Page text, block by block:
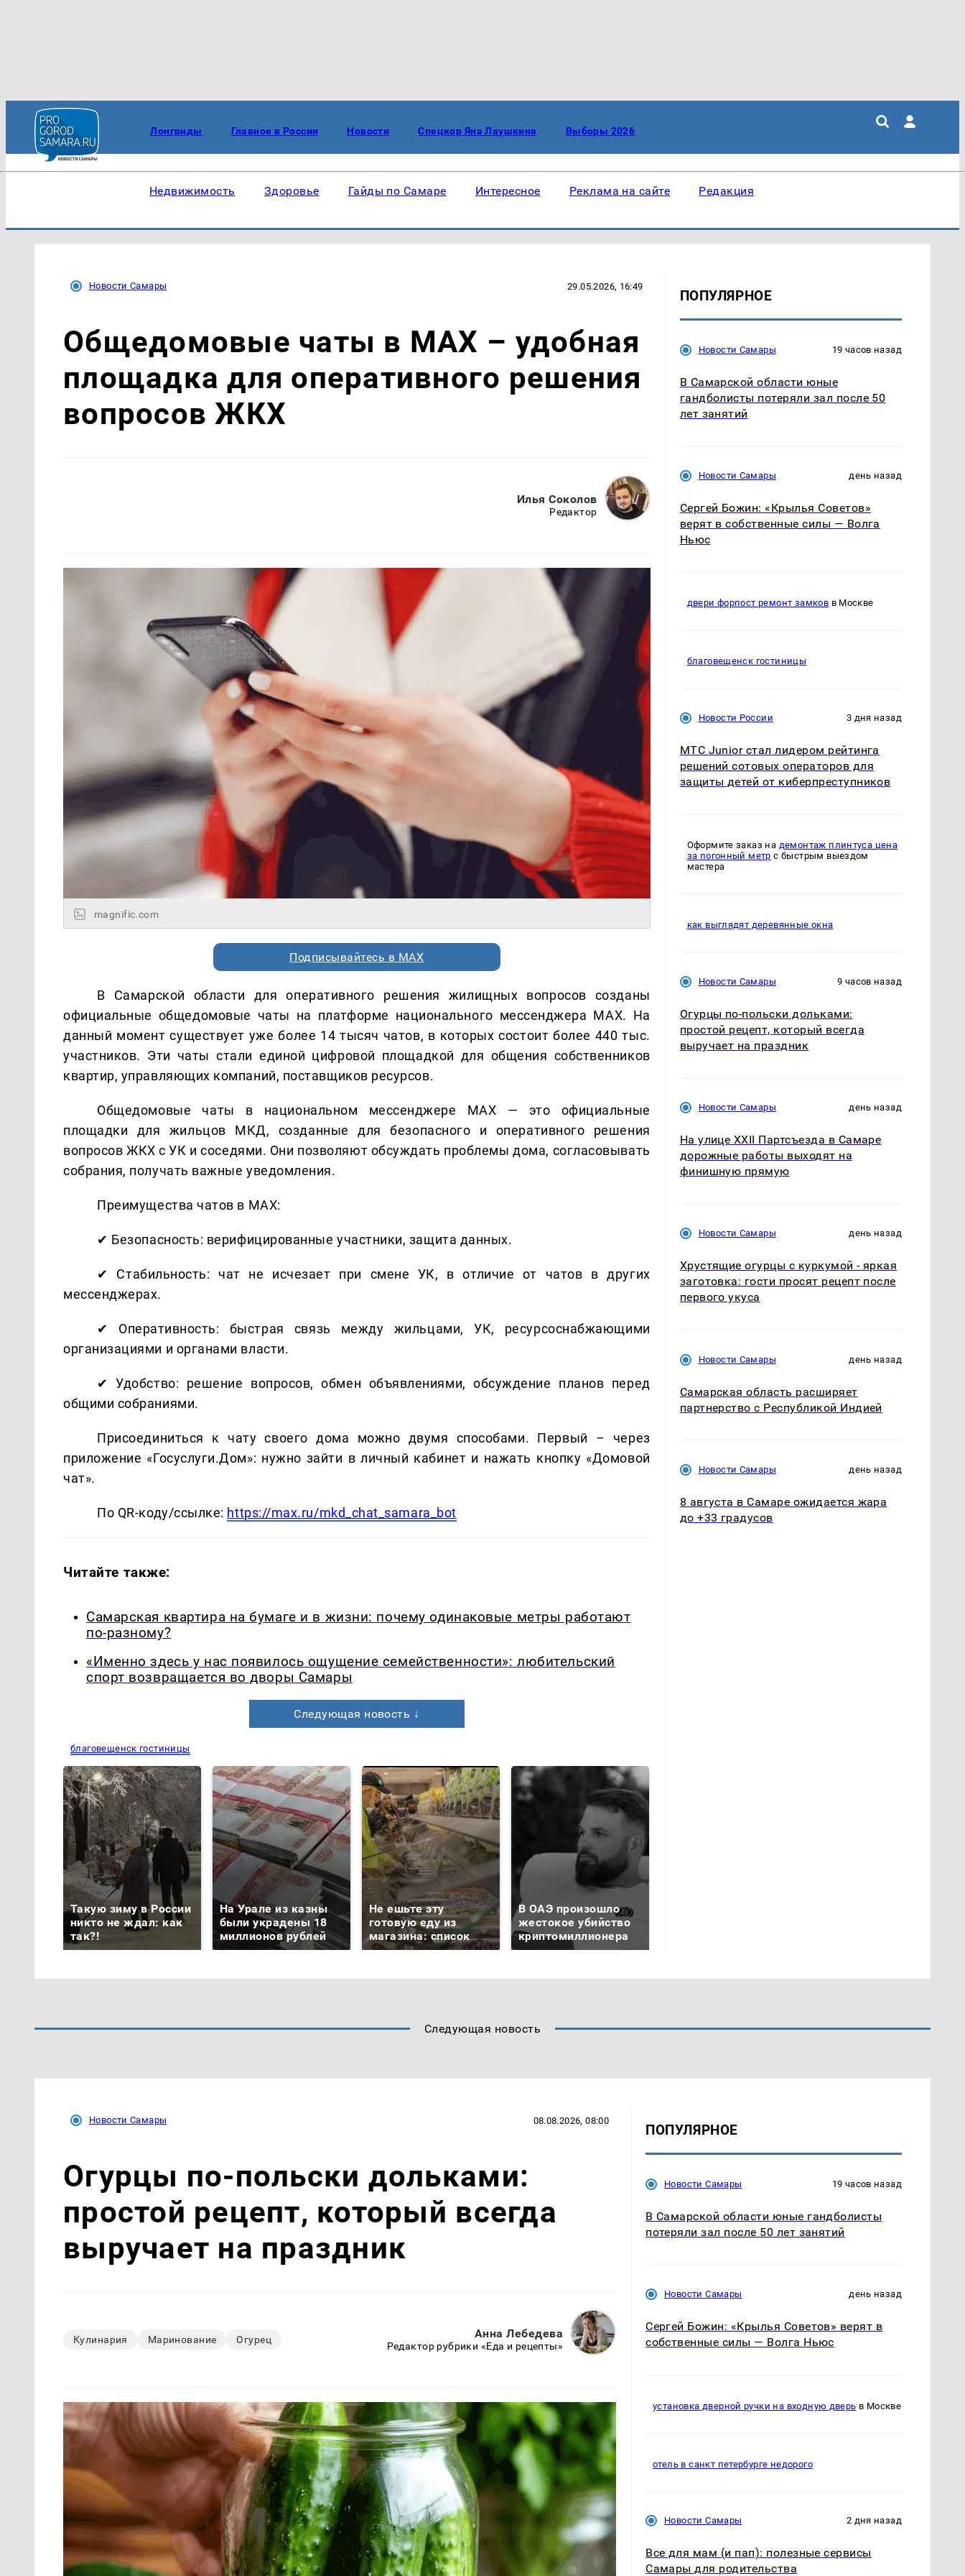
Лонгриды Главное в России Новости Спецкор Яна Лаушкина Выборы 2026
Недвижимость Здоровье Гайды по Самаре Интересное Реклама на сайте Редакция
Новости Самары 29.05.2026, 16:49
Общедомовые чаты в MAX – удобная
площадка для оперативного решения
вопросов ЖКХ
Илья Соколов
Редактор
magnific.com
Подписывайтесь в MAX
В Самарской области для оперативного решения жилищных вопросов созданы
официальные общедомовые чаты на платформе национального мессенджера MAX. На
данный момент существует уже более 14 тысяч чатов, в которых состоит более 440 тыс.
участников. Эти чаты стали единой цифровой площадкой для общения собственников
квартир, управляющих компаний, поставщиков ресурсов.
Общедомовые чаты в национальном мессенджере MAX — это официальные
площадки для жильцов МКД, созданные для безопасного и оперативного решения
вопросов ЖКХ с УК и соседями. Они позволяют обсуждать проблемы дома, согласовывать
собрания, получать важные уведомления.
Преимущества чатов в MAX:
✔ Безопасность: верифицированные участники, защита данных.
✔ Стабильность: чат не исчезает при смене УК, в отличие от чатов в других
мессенджерах.
✔ Оперативность: быстрая связь между жильцами, УК, ресурсоснабжающими
организациями и органами власти.
✔ Удобство: решение вопросов, обмен объявлениями, обсуждение планов перед
общими собраниями.
Присоединиться к чату своего дома можно двумя способами. Первый – через
приложение «Госуслуги.Дом»: нужно зайти в личный кабинет и нажать кнопку «Домовой
чат».
По QR-коду/ссылке: https://max.ru/mkd_chat_samara_bot
Читайте также:
Самарская квартира на бумаге и в жизни: почему одинаковые метры работают
по-разному?
«Именно здесь у нас появилось ощущение семейственности»: любительский
спорт возвращается во дворы Самары
Следующая новость ↓
благовещенск гостиницы
Такую зиму в России
никто не ждал: как
так?!
На Урале из казны
были украдены 18
миллионов рублей
Не ешьте эту
готовую еду из
магазина: список
В ОАЭ произошло
жестокое убийство
криптомиллионера
ПОПУЛЯРНОЕ
Новости Самары 19 часов назад
В Самарской области юные
гандболисты потеряли зал после 50
лет занятий
Новости Самары день назад
Сергей Божин: «Крылья Советов»
верят в собственные силы — Волга
Ньюс
двери форпост ремонт замков в Москве
благовещенск гостиницы
Новости России 3 дня назад
МТС Junior стал лидером рейтинга
решений сотовых операторов для
защиты детей от киберпреступников
Оформите заказ на демонтаж плинтуса цена
за погонный метр с быстрым выездом
мастера
как выглядят деревянные окна
Новости Самары 9 часов назад
Огурцы по‑польски дольками:
простой рецепт, который всегда
выручает на праздник
Новости Самары день назад
На улице XXII Партсъезда в Самаре
дорожные работы выходят на
финишную прямую
Новости Самары день назад
Хрустящие огурцы с куркумой - яркая
заготовка: гости просят рецепт после
первого укуса
Новости Самары день назад
Самарская область расширяет
партнерство с Республикой Индией
Новости Самары день назад
8 августа в Самаре ожидается жара
до +33 градусов
Следующая новость
Новости Самары 08.08.2026, 08:00
Огурцы по‑польски дольками:
простой рецепт, который всегда
выручает на праздник
Кулинария Маринование Огурец Анна Лебедева
Редактор рубрики «Еда и рецепты»
ПОПУЛЯРНОЕ
Новости Самары 19 часов назад
В Самарской области юные гандболисты
потеряли зал после 50 лет занятий
Новости Самары день назад
Сергей Божин: «Крылья Советов» верят в
собственные силы — Волга Ньюс
установка дверной ручки на входную дверь в Москве
отель в санкт петербурге недорого
Новости Самары 2 дня назад
Все для мам (и пап): полезные сервисы
Самары для родительства